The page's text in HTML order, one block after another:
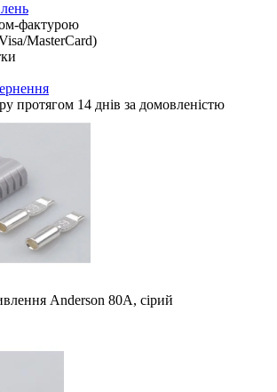
фактурою
MasterCard)
протягом 14 днів за домовленістю
Anderson 80А, сірий